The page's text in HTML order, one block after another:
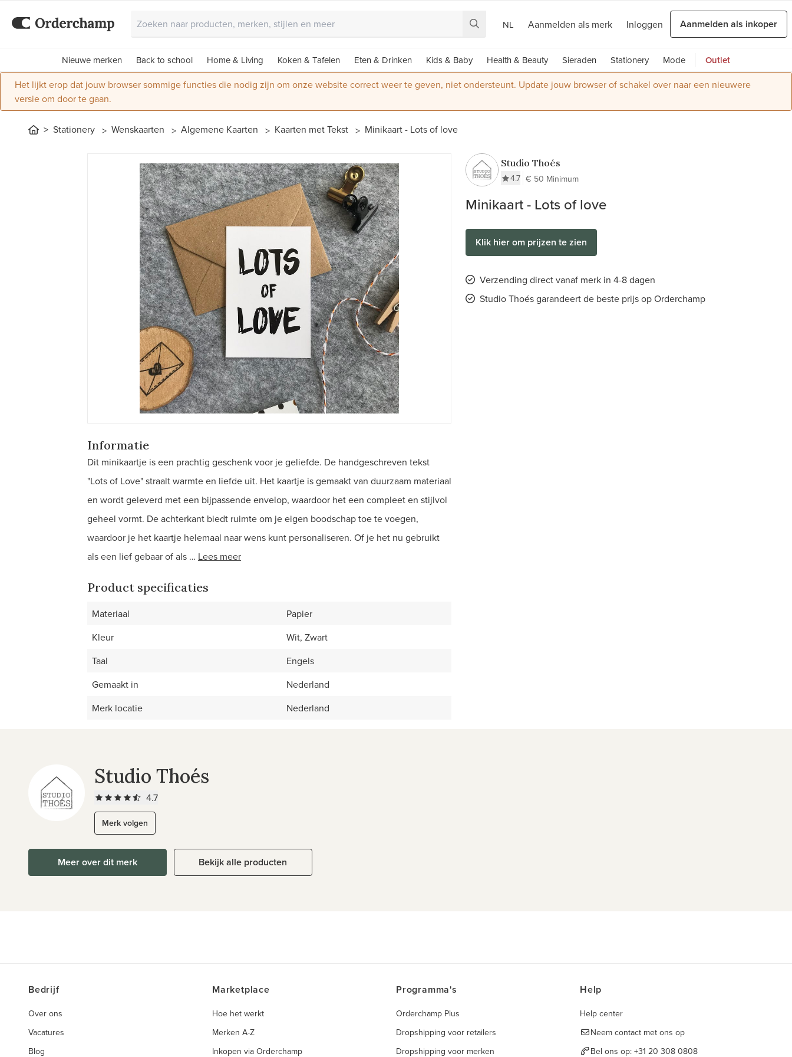
NL Aanmelden als merk Inloggen Aanmelden als inkoper
Nieuwe merken Back to school Home & Living Koken & Tafelen Eten & Drinken Kids & Baby Health & Beauty Sieraden Stationery Mode Outlet
Het lijkt erop dat jouw browser sommige functies die nodig zijn om onze website correct weer te geven, niet ondersteunt. Update jouw browser of schakel over naar een nieuwere
versie om door te gaan.
Stationery Wenskaarten Algemene Kaarten Kaarten met Tekst Minikaart - Lots of love
Studio Thoés
4.7 € 50 Minimum
Minikaart - Lots of love
Klik hier om prijzen te zien
Verzending direct vanaf merk in 4-8 dagen
Studio Thoés garandeert de beste prijs op Orderchamp
Informatie
Dit minikaartje is een prachtig geschenk voor je geliefde. De handgeschreven tekst
"Lots of Love" straalt warmte en liefde uit. Het kaartje is gemaakt van duurzaam materiaal
en wordt geleverd met een bijpassende envelop, waardoor het een compleet en stijlvol
geheel vormt. De achterkant biedt ruimte om je eigen boodschap toe te voegen,
waardoor je het kaartje helemaal naar wens kunt personaliseren. Of je het nu gebruikt
als een lief gebaar of als … Lees meer
Product specificaties
Materiaal
Papier
Kleur
Wit, Zwart
Taal
Engels
Gemaakt in
Nederland
Merk locatie
Nederland
Studio Thoés
4.7
Merk volgen
Meer over dit merk Bekijk alle producten
Bedrijf
Over ons
Vacatures
Blog
Marketplace
Hoe het werkt
Merken A-Z
Inkopen via Orderchamp
Programma's
Orderchamp Plus
Dropshipping voor retailers
Dropshipping voor merken
Help
Help center
Neem contact met ons op
Bel ons op: +31 20 308 0808